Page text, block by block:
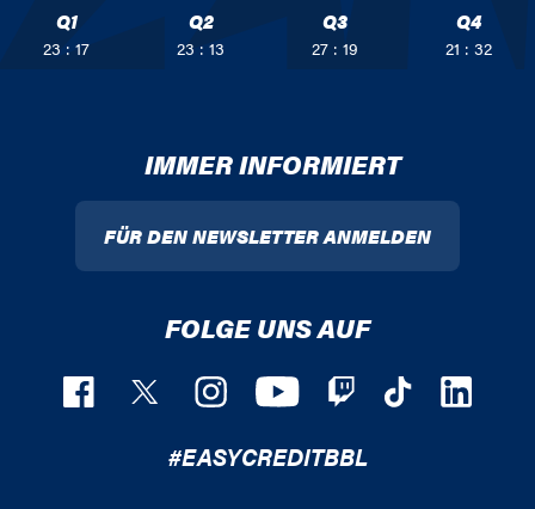
Q1
23 : 17
Q2
23 : 13
Q3
27 : 19
Q4
21 : 32
IMMER INFORMIERT
FÜR DEN NEWSLETTER ANMELDEN
FOLGE UNS AUF
#EASYCREDITBBL